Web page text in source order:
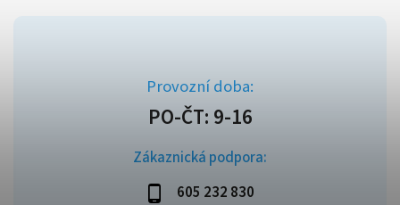
Zákaznická podpora:
605 232 830